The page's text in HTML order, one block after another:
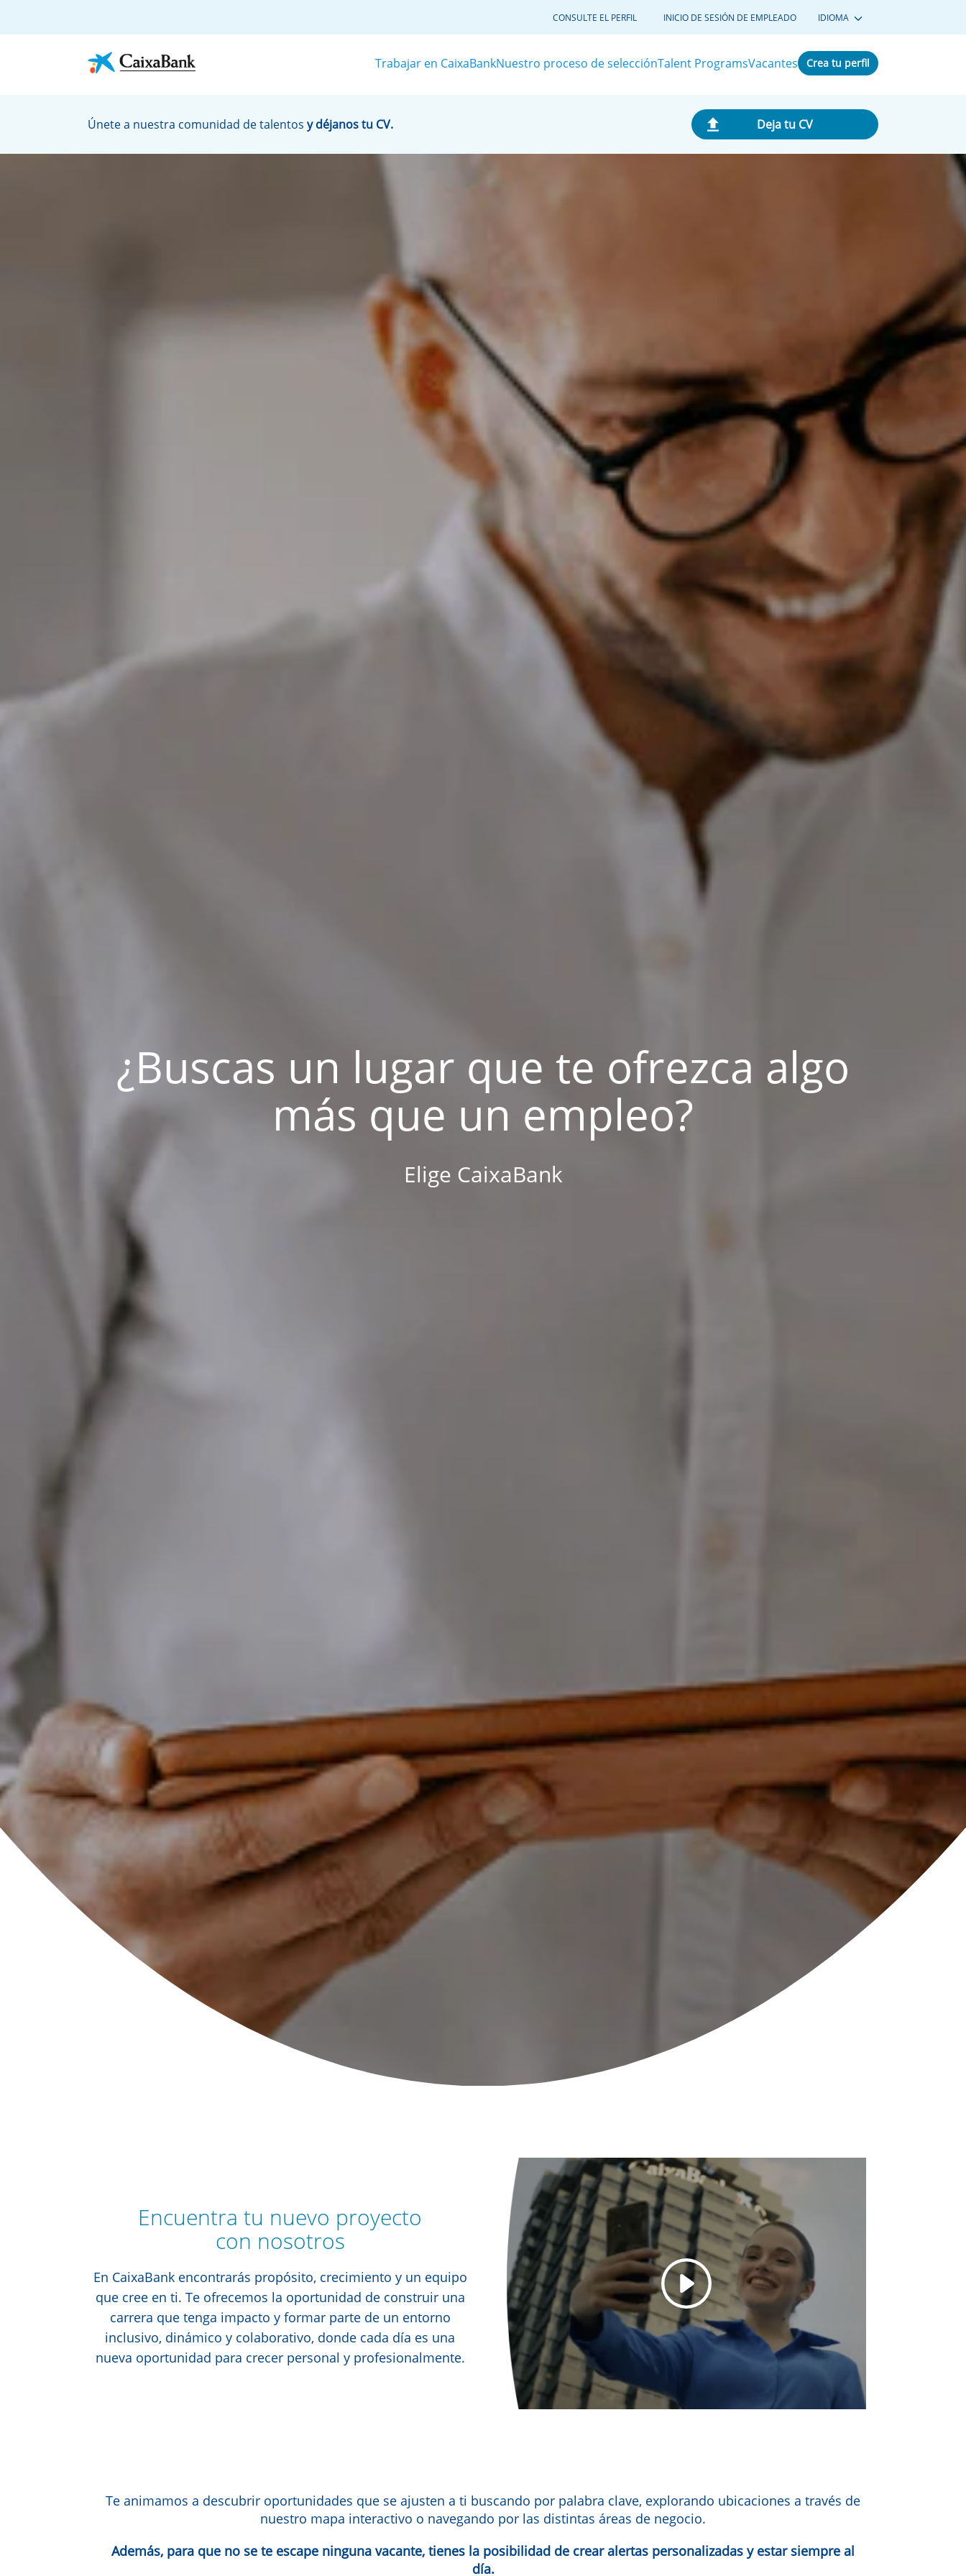
Trabajar en CaixaBankNuestro proceso de selecciónTalent ProgramsVacantes Crea tu perfil
IDIOMA
CONSULTE EL PERFIL INICIO DE SESIÓN DE EMPLEADO
Únete a nuestra comunidad de talentos y déjanos tu CV. Deja tu CV
¿Buscas un lugar que te ofrezca algo
más que un empleo?
Elige CaixaBank
Encuentra tu nuevo proyecto
con nosotros
En CaixaBank encontrarás propósito, crecimiento y un equipo
que cree en ti. Te ofrecemos la oportunidad de construir una
carrera que tenga impacto y formar parte de un entorno
inclusivo, dinámico y colaborativo, donde cada día es una
nueva oportunidad para crecer personal y profesionalmente.
Te animamos a descubrir oportunidades que se ajusten a ti buscando por palabra clave, explorando ubicaciones a través de
nuestro mapa interactivo o navegando por las distintas áreas de negocio.
Además, para que no se te escape ninguna vacante, tienes la posibilidad de crear alertas personalizadas y estar siempre al
día.